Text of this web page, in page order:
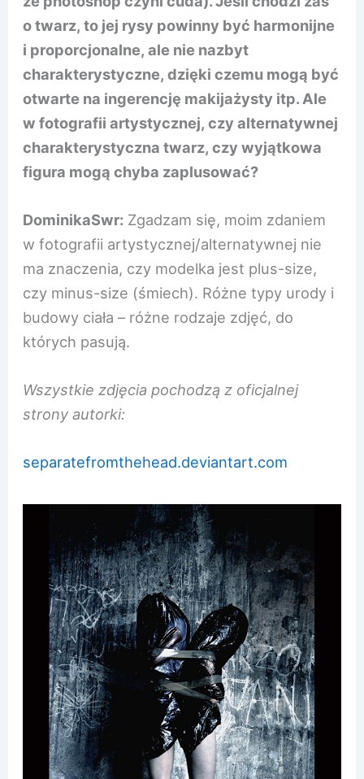
o twarz, to jej rysy powinny być harmonijne
i proporcjonalne, ale nie nazbyt
charakterystyczne, dzięki czemu mogą być
otwarte na ingerencję makijażysty itp. Ale
w fotografii artystycznej, czy alternatywnej
charakterystyczna twarz, czy wyjątkowa
figura mogą chyba zaplusować?
DominikaSwr: Zgadzam się, moim zdaniem
w fotografii artystycznej/alternatywnej nie
ma znaczenia, czy modelka jest plus-size,
czy minus-size (śmiech). Różne typy urody i
budowy ciała – różne rodzaje zdjęć, do
których pasują.
Wszystkie zdjęcia pochodzą z oficjalnej
strony autorki:
separatefromthehead.deviantart.com